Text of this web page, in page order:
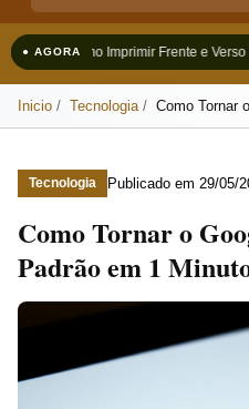
● AGORAComo Imprimir Frente e Verso
Inicio Tecnologia Como Tornar
Tecnologia Publicado em 29/05/
Como Tornar o
Padrão em 1